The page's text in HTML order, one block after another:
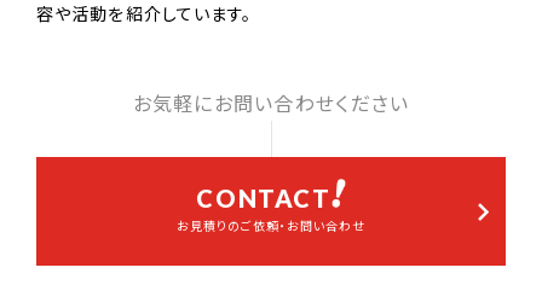
容や活動を紹介しています。
お気軽にお問い合わせください
CONTACT
お見積りのご依頼・お問い合わせ